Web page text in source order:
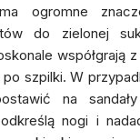
ogromne
do zielonej
współgrają
szpilki. W
na
nogi i